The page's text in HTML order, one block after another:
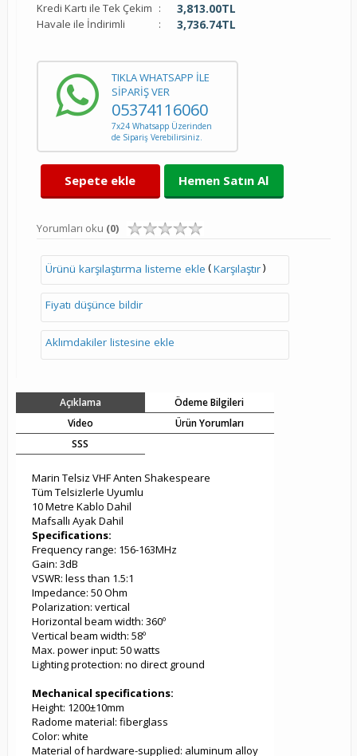
Kredi Kartı ile Tek Çekim : 3,813.00TL
Havale ile İndirimli : 3,736.74TL
TIKLA WHATSAPP İLE
SİPARİŞ VER
05374116060
7x24 Whatsapp Üzerinden
de Sipariş Verebilirsiniz.
Sepete ekle Hemen Satın Al
Yorumları oku (0)
Ürünü karşılaştırma listeme ekle (Karşılaştır)
Fiyatı düşünce bildir
Aklımdakiler listesine ekle
Açıklama
Ödeme Bilgileri
Video
Ürün Yorumları
SSS
Marin Telsiz VHF Anten Shakespeare
Tüm Telsizlerle Uyumlu
10 Metre Kablo Dahil
Mafsallı Ayak Dahil
Specifications:
Frequency range: 156-163MHz
Gain: 3dB
VSWR: less than 1.5:1
Impedance: 50 Ohm
Polarization: vertical
Horizontal beam width: 360º
Vertical beam width: 58º
Max. power input: 50 watts
Lighting protection: no direct ground
Mechanical specifications:
Height: 1200±10mm
Radome material: fiberglass
Color: white
Material of hardware-supplied: aluminum alloy